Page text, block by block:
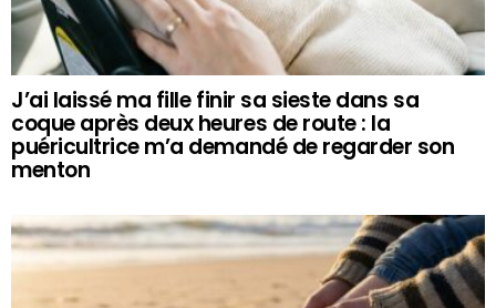
J’ai laissé ma fille finir sa sieste dans sa
coque après deux heures de route : la
puéricultrice m’a demandé de regarder son
menton